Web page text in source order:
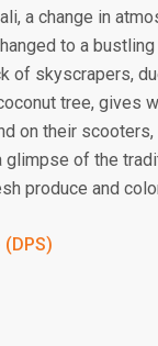
a change in
to a
of skyscrapers,
tree, gives
on their
glimpse of the
produce and
(DPS)